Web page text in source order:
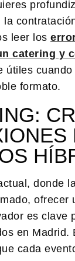
la
leer los
catering y
útiles
formato.
donde
ofrecer
es clave
en Madrid.
cada